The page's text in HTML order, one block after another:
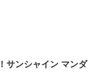
サンシャイン マン